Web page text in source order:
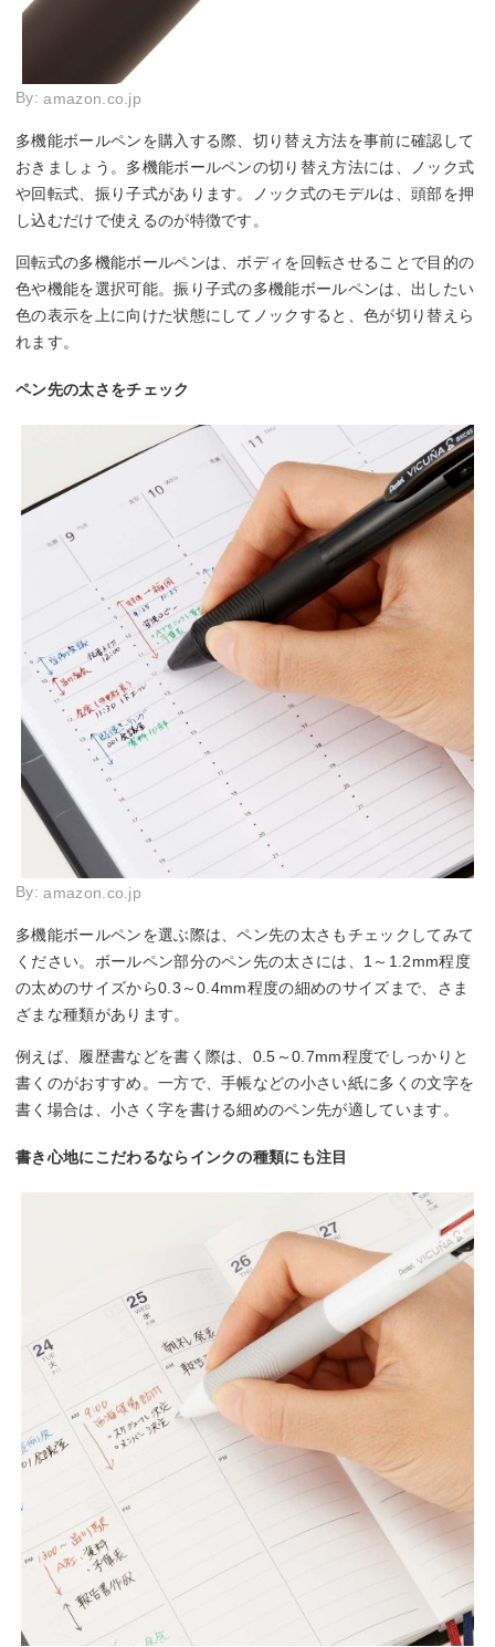
By:amazon.co.jp
多機能ボールペンを購入する際、切り替え方法を事前に確認して
おきましょう。多機能ボールペンの切り替え方法には、ノック式
や回転式、振り子式があります。ノック式のモデルは、頭部を押
し込むだけで使えるのが特徴です。
回転式の多機能ボールペンは、ボディを回転させることで目的の
色や機能を選択可能。振り子式の多機能ボールペンは、出したい
色の表示を上に向けた状態にしてノックすると、色が切り替えら
れます。
ペン先の太さをチェック
By:amazon.co.jp
多機能ボールペンを選ぶ際は、ペン先の太さもチェックしてみて
ください。ボールペン部分のペン先の太さには、1～1.2mm程度
の太めのサイズから0.3～0.4mm程度の細めのサイズまで、さま
ざまな種類があります。
例えば、履歴書などを書く際は、0.5～0.7mm程度でしっかりと
書くのがおすすめ。一方で、手帳などの小さい紙に多くの文字を
書く場合は、小さく字を書ける細めのペン先が適しています。
書き心地にこだわるならインクの種類にも注目